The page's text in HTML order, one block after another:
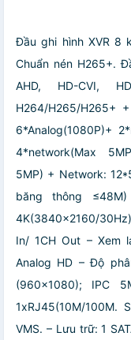
Đầu ghi hình XVR 8
Chuẩn nén H265+.
AHD, HD-CVI,
H264/H265/H265+
6*Analog(1080P)+
4*network(Max
5MP) + Network:
băng thông ≤48M)
4K(3840×2160/
In/ 1CH Out – Xem
Analog HD – Độ
(960×1080); IPC
1xRJ45(10M/100M.
VMS. – Lưu trữ: 1